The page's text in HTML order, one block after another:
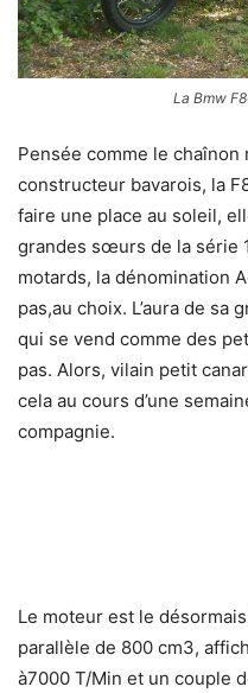
La Bmw
Pensée comme le chaînon
constructeur bavarois, la
faire une place au soleil,
grandes sœurs de la série
motards, la dénomination
pas,au choix. L’aura de
qui se vend comme des
pas. Alors, vilain petit
cela au cours d’une
compagnie.
Le moteur est le
parallèle de 800 cm3,
à7000 T/Min et un couple